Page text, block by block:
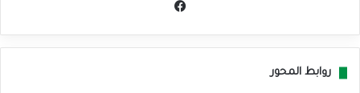
روابط المحور